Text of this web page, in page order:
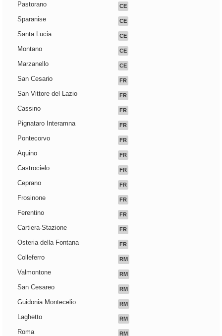
Pastorano CE
Sparanise CE
Santa Lucia CE
Montano CE
Marzanello CE
San Cesario FR
San Vittore del Lazio FR
Cassino FR
Pignataro Interamna FR
Pontecorvo FR
Aquino FR
Castrocielo FR
Ceprano FR
Frosinone FR
Ferentino FR
Cartiera-Stazione FR
Osteria della Fontana FR
Colleferro RM
Valmontone RM
San Cesareo RM
Guidonia Montecelio RM
Laghetto RM
Roma RM